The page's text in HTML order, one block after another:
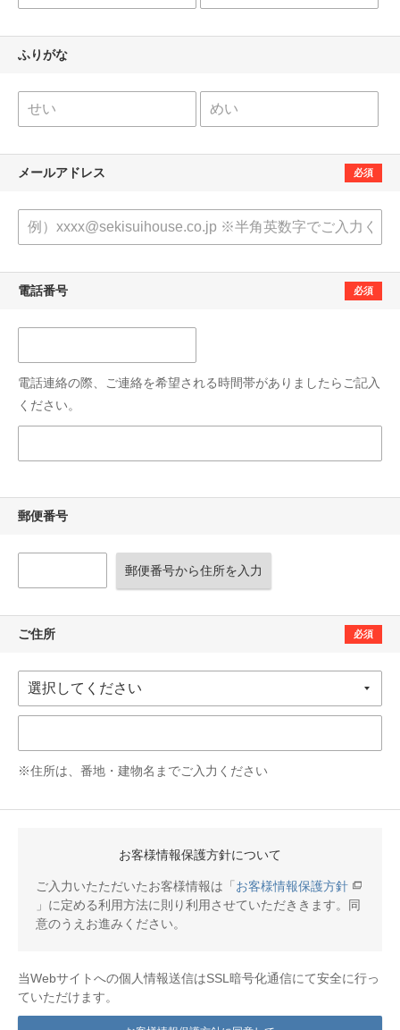
ふりがな
メールアドレス 必須
電話番号 必須
電話連絡の際、ご連絡を希望される時間帯がありましたらご記入
ください。
郵便番号
郵便番号から住所を入力
ご住所 必須
※住所は、番地・建物名までご入力ください
お客様情報保護方針について
ご入力いたただいたお客様情報は「 お客様情報保護方針
」に定める利用方法に則り利用させていただききます。同
意のうえお進みください。
当Webサイトへの個人情報送信はSSL暗号化通信にて安全に行っ
ていただけます。